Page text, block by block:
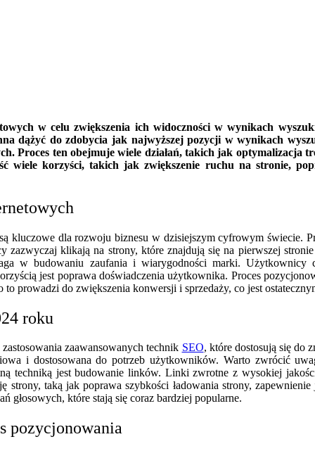
w celu zwiększenia ich widoczności w wynikach
dążyć do zdobycia jak najwyższej pozycji w wynikach
Proces ten obejmuje wiele działań, takich jak optymalizacja
wiele korzyści, takich jak zwiększenie ruchu na stronie,
kluczowe dla rozwoju biznesu w dzisiejszym cyfrowym świecie.
klikają na strony, które znajdują się na pierwszej
w budowaniu zaufania i wiarygodności marki. Użytkownicy
jest poprawa doświadczenia użytkownika. Proces
prowadzi do zwiększenia konwersji i sprzedaży, co jest
roku
zaawansowanych technik SEO, które dostosują się do
i dostosowana do potrzeb użytkowników. Warto zwrócić
techniką jest budowanie linków. Linki zwrotne z wysokiej
strony, taką jak poprawa szybkości ładowania strony,
głosowych, które stają się coraz bardziej popularne.
pozycjonowania